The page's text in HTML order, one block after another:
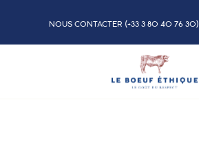
NOUS CONTACTER (+33 3 80 40 76 30)